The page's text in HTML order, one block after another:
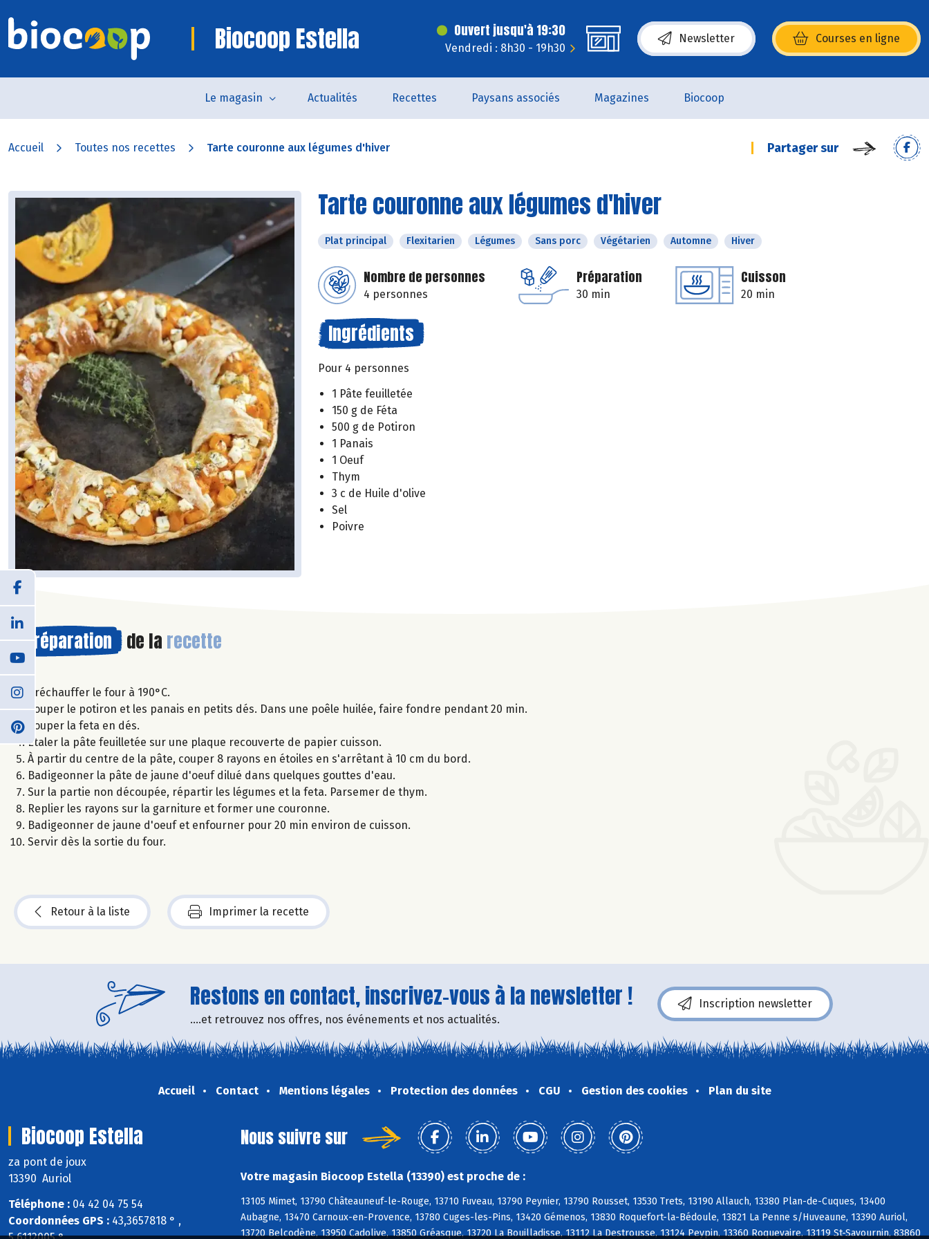
Biocoop Estella Ouvert jusqu'à 19:30
Vendredi : 8h30 - 19h30
Newsletter Courses en ligne
(s’ouvre dans une nouvelle fenêtre)
Le magasin Actualités Recettes Paysans associés Magazines Biocoop
Accueil Toutes nos recettes Tarte couronne aux légumes d'hiver Partager sur
Tarte couronne aux légumes d'hiver
Plat principal Flexitarien Légumes Sans porc Végétarien Automne Hiver
Nombre de personnes
4 personnes
Préparation
30 min
Cuisson
20 min
Ingrédients
Pour 4 personnes
1 Pâte feuilletée
150 g de Féta
500 g de Potiron
1 Panais
1 Oeuf
Thym
3 c de Huile d'olive
Sel
Poivre
Préparation de la recette
Préchauffer le four à 190°C.
Couper le potiron et les panais en petits dés. Dans une poêle huilée, faire fondre pendant 20 min.
Couper la feta en dés.
Etaler la pâte feuilletée sur une plaque recouverte de papier cuisson.
À partir du centre de la pâte, couper 8 rayons en étoiles en s'arrêtant à 10 cm du bord.
Badigeonner la pâte de jaune d'oeuf dilué dans quelques gouttes d'eau.
Sur la partie non découpée, répartir les légumes et la feta. Parsemer de thym.
Replier les rayons sur la garniture et former une couronne.
Badigeonner de jaune d'oeuf et enfourner pour 20 min environ de cuisson.
Servir dès la sortie du four.
Retour à la liste Imprimer la recette
Restons en contact, inscrivez-vous à la newsletter !
....et retrouvez nos offres, nos événements et nos actualités.
Inscription newsletter
Accueil Contact Mentions légales Protection des données CGU Gestion des cookies Plan du site
Biocoop Estella
za pont de joux
13390 Auriol
Téléphone : 04 42 04 75 54
Coordonnées GPS : 43,3657818 ° ,
Nous suivre sur
Votre magasin Biocoop Estella (13390) est proche de :
13105 Mimet, 13790 Châteauneuf-le-Rouge, 13710 Fuveau, 13790 Peynier, 13790 Rousset, 13530 Trets, 13190 Allauch, 13380 Plan-de-Cuques, 13400
Aubagne, 13470 Carnoux-en-Provence, 13780 Cuges-les-Pins, 13420 Gémenos, 13830 Roquefort-la-Bédoule, 13821 La Penne s/Huveaune, 13390 Auriol,
13720 Belcodène, 13950 Cadolive, 13850 Gréasque, 13720 La Bouilladisse, 13112 La Destrousse, 13124 Peypin, 13360 Roquevaire, 13119 St-Savournin, 83860